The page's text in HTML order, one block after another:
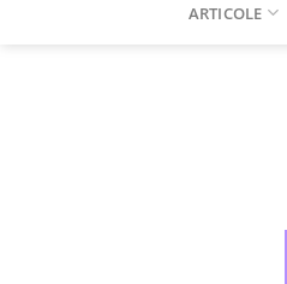
ARTICOLE